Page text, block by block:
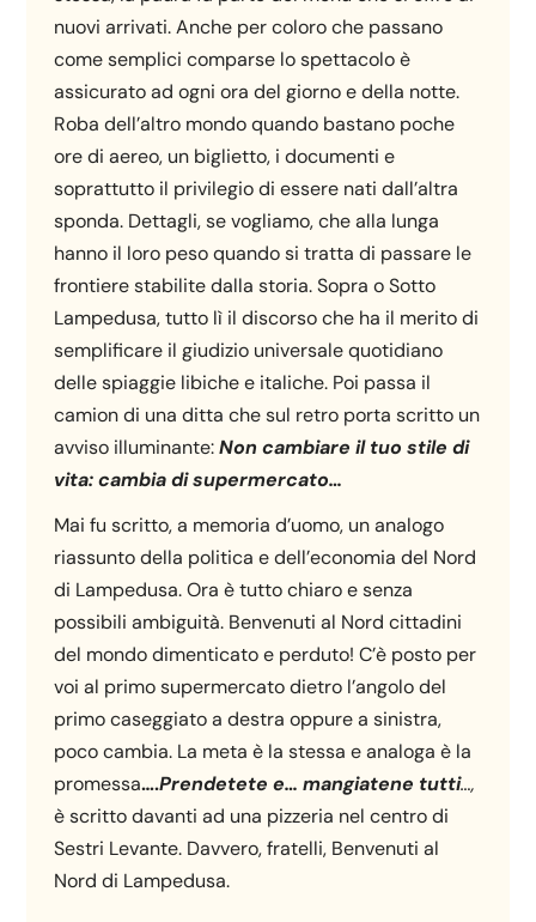
nuovi arrivati. Anche per coloro che passano
come semplici comparse lo spettacolo è
assicurato ad ogni ora del giorno e della notte.
Roba dell’altro mondo quando bastano poche
ore di aereo, un biglietto, i documenti e
soprattutto il privilegio di essere nati dall’altra
sponda. Dettagli, se vogliamo, che alla lunga
hanno il loro peso quando si tratta di passare le
frontiere stabilite dalla storia. Sopra o Sotto
Lampedusa, tutto lì il discorso che ha il merito di
semplificare il giudizio universale quotidiano
delle spiaggie libiche e italiche. Poi passa il
camion di una ditta che sul retro porta scritto un
avviso illuminante:Non cambiare il tuo stile di
vita: cambia di supermercato…
Mai fu scritto, a memoria d’uomo, un analogo
riassunto della politica e dell’economia del Nord
di Lampedusa. Ora è tutto chiaro e senza
possibili ambiguità. Benvenuti al Nord cittadini
del mondo dimenticato e perduto! C’è posto per
voi al primo supermercato dietro l’angolo del
primo caseggiato a destra oppure a sinistra,
poco cambia. La meta è la stessa e analoga è la
promessa….Prendetete e… mangiatene tutti…,
è scritto davanti ad una pizzeria nel centro di
Sestri Levante. Davvero, fratelli, Benvenuti al
Nord di Lampedusa.